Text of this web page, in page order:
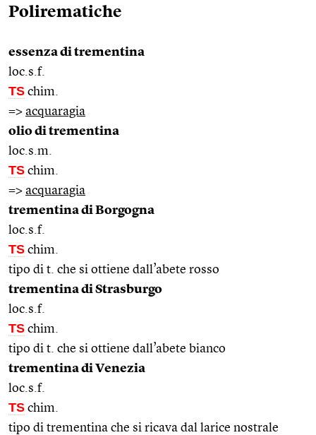
Polirematiche
essenza di trementina
loc.s.f.
TS chim.
=> acquaragia
olio di trementina
loc.s.m.
TS chim.
=> acquaragia
trementina di Borgogna
loc.s.f.
TS chim.
tipo di t. che si ottiene dall’abete rosso
trementina di Strasburgo
loc.s.f.
TS chim.
tipo di t. che si ottiene dall’abete bianco
trementina di Venezia
loc.s.f.
TS chim.
tipo di trementina che si ricava dal larice nostrale